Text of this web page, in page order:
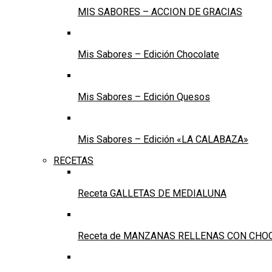
MIS SABORES – ACCION DE GRACIAS
Mis Sabores – Edición Chocolate
Mis Sabores – Edición Quesos
Mis Sabores – Edición «LA CALABAZA»
RECETAS
Receta GALLETAS DE MEDIALUNA
Receta de MANZANAS RELLENAS CON